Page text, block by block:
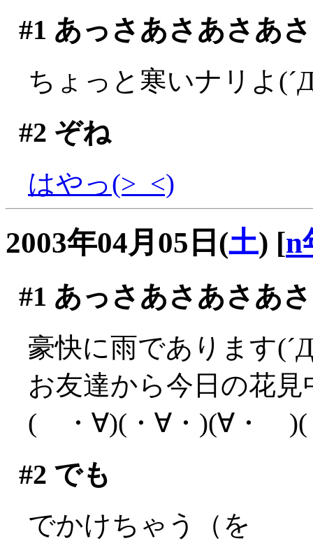
#1 あっさあさあさあ
ちょっと寒いナリよ
#2 ぞね
はやっ(>_<)
2003年04月05日(土) [n
#1 あっさあさあさあ
豪快に雨であります
お友達から今日の花
( ・∀)(・∀・)(∀・
#2 でも
でかけちゃう（を